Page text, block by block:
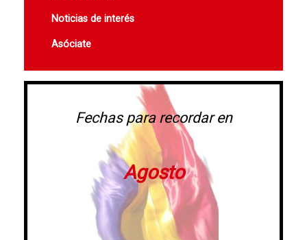
Noticias de interés
Asóciate
Fechas para recordar en
Agosto